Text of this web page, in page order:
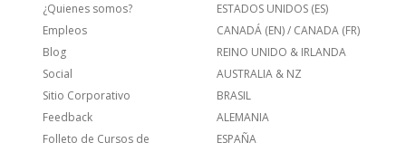
Empleos
Blog
Social
Sitio Corporativo
Feedback
Folleto de Cursos de
Idiomas
CANADÁ (EN)/CANADA (FR)
REINO UNIDO & IRLANDA
AUSTRALIA & NZ
BRASIL
ALEMANIA
ESPAÑA
PORTUGAL